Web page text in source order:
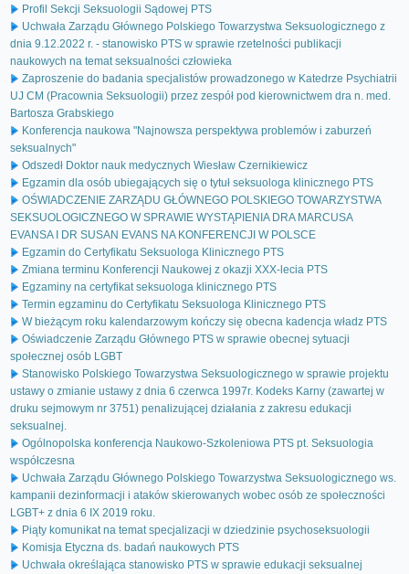
Profil Sekcji Seksuologii Sądowej PTS
Uchwała Zarządu Głównego Polskiego Towarzystwa Seksuologicznego z
dnia 9.12.2022 r. - stanowisko PTS w sprawie rzetelności publikacji
naukowych na temat seksualności człowieka
Zaproszenie do badania specjalistów prowadzonego w Katedrze Psychiatrii
UJ CM (Pracownia Seksuologii) przez zespół pod kierownictwem dra n. med.
Bartosza Grabskiego
Konferencja naukowa "Najnowsza perspektywa problemów i zaburzeń
seksualnych"
Odszedł Doktor nauk medycznych Wiesław Czernikiewicz
Egzamin dla osób ubiegających się o tytuł seksuologa klinicznego PTS
OŚWIADCZENIE ZARZĄDU GŁÓWNEGO POLSKIEGO TOWARZYSTWA
SEKSUOLOGICZNEGO W SPRAWIE WYSTĄPIENIA DRA MARCUSA
EVANSA I DR SUSAN EVANS NA KONFERENCJI W POLSCE
Egzamin do Certyfikatu Seksuologa Klinicznego PTS
Zmiana terminu Konferencji Naukowej z okazji XXX-lecia PTS
Egzaminy na certyfikat seksuologa klinicznego PTS
Termin egzaminu do Certyfikatu Seksuologa Klinicznego PTS
W bieżącym roku kalendarzowym kończy się obecna kadencja władz PTS
Oświadczenie Zarządu Głównego PTS w sprawie obecnej sytuacji
społecznej osób LGBT
Stanowisko Polskiego Towarzystwa Seksuologicznego w sprawie projektu
ustawy o zmianie ustawy z dnia 6 czerwca 1997r. Kodeks Karny (zawartej w
druku sejmowym nr 3751) penalizującej działania z zakresu edukacji
seksualnej.
Ogólnopolska konferencja Naukowo-Szkoleniowa PTS pt. Seksuologia
współczesna
Uchwała Zarządu Głównego Polskiego Towarzystwa Seksuologicznego ws.
kampanii dezinformacji i ataków skierowanych wobec osób ze społeczności
LGBT+ z dnia 6 IX 2019 roku.
Piąty komunikat na temat specjalizacji w dziedzinie psychoseksuologii
Komisja Etyczna ds. badań naukowych PTS
Uchwała określająca stanowisko PTS w sprawie edukacji seksualnej